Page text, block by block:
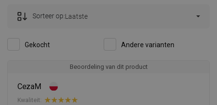
Gekocht Andere varianten
Sorteer op:Laatste
Beoordeling van dit product
CezaM
Kwaliteit: